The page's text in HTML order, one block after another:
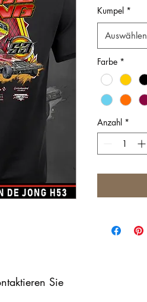
Sie
Kumpel *
Auswählen
Farbe *
Anzahl *